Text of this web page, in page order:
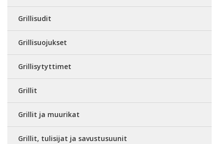
Grillisudit
Grillisuojukset
Grillisytyttimet
Grillit
Grillit ja muurikat
Grillit, tulisijat ja savustusuunit